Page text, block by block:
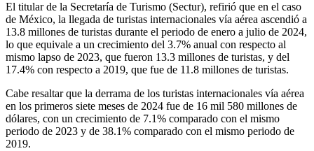
El titular de la Secretaría de Turismo (Sectur), refirió que en el caso
de México, la llegada de turistas internacionales vía aérea ascendió a
13.8 millones de turistas durante el periodo de enero a julio de 2024,
lo que equivale a un crecimiento del 3.7% anual con respecto al
mismo lapso de 2023, que fueron 13.3 millones de turistas, y del
17.4% con respecto a 2019, que fue de 11.8 millones de turistas.
Cabe resaltar que la derrama de los turistas internacionales vía aérea
en los primeros siete meses de 2024 fue de 16 mil 580 millones de
dólares, con un crecimiento de 7.1% comparado con el mismo
periodo de 2023 y de 38.1% comparado con el mismo periodo de
2019.